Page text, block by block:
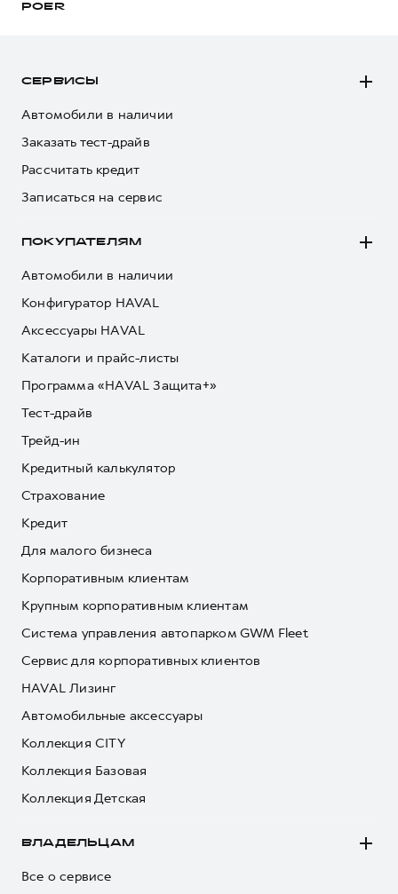
POER
СЕРВИСЫ
Автомобили в наличии
Заказать тест-драйв
Рассчитать кредит
Записаться на сервис
ПОКУПАТЕЛЯМ
Автомобили в наличии
Конфигуратор HAVAL
Аксессуары HAVAL
Каталоги и прайс-листы
Программа «HAVAL Защита+»
Тест-драйв
Трейд-ин
Кредитный калькулятор
Страхование
Кредит
Для малого бизнеса
Корпоративным клиентам
Крупным корпоративным клиентам
Система управления автопарком GWM Fleet
Сервис для корпоративных клиентов
HAVAL Лизинг
Автомобильные аксессуары
Коллекция CITY
Коллекция Базовая
Коллекция Детская
ВЛАДЕЛЬЦАМ
Все о сервисе